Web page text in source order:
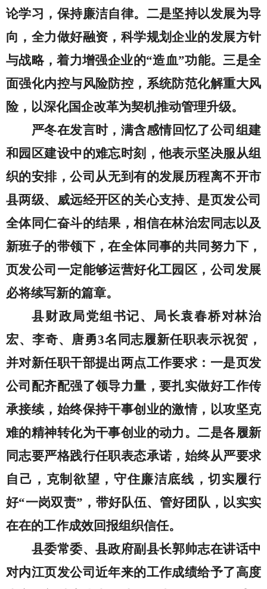
论学习，保持廉洁自律。二是坚持以发展为导
向，全力做好融资，科学规划企业的发展方针
与战略，着力增强企业的“造血”功能。三是全
面强化内控与风险防控，系统防范化解重大风
险，以深化国企改革为契机推动管理升级。
严冬在发言时，满含感情回忆了公司组建
和园区建设中的难忘时刻，他表示坚决服从组
织的安排，公司从无到有的发展历程离不开市
县两级、威远经开区的关心支持、是页发公司
全体同仁奋斗的结果，相信在林治宏同志以及
新班子的带领下，在全体同事的共同努力下，
页发公司 一定能够运营好化工园区， 公司发展
必将续写新的篇章。
县财政局党组书记、局长袁春桥对林治
宏、李奇、唐勇3名同志履新任职表示祝贺，
并对新任职干部提出两点工作要求：一是页发
公司配齐配强了领导力量，要扎实做好工作传
承接续，始终保持干事创业的激情，以攻坚克
难的精神转化为干事创业的动力。二是各履新
同志要严格践行任职表态承诺，始终从严要求
自己，克制欲望，守住廉洁底线，切实履行
好“一岗双责”，带好队伍、管好团队，以实实
在在的工作成效回报组织信任。
县委常委、县政府副县长郭帅志在讲话中
对内江页发公司近年来的工作成绩给予了高度